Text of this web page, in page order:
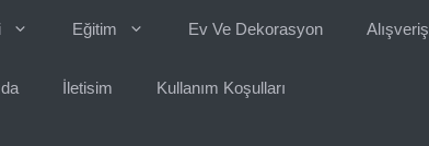
Eğitim Ev Ve Dekorasyon Alışveriş
İletisim Kullanım Koşulları